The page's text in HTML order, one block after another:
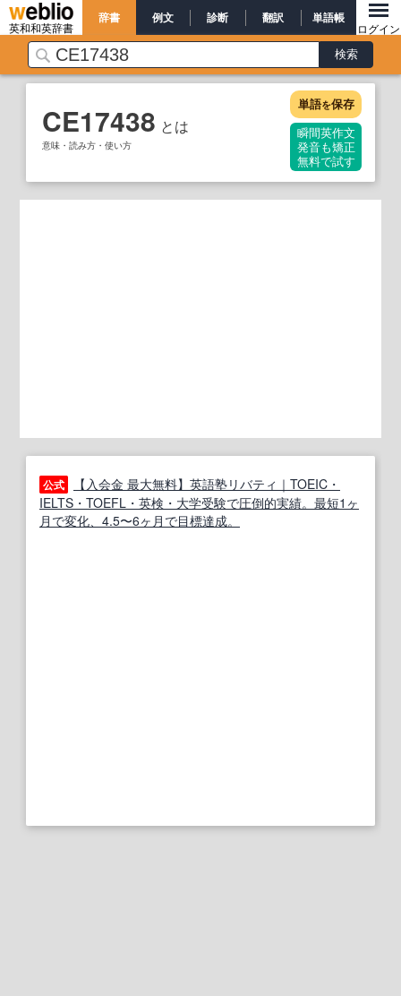
英和和英辞書
辞書 例文 診断 翻訳 単語帳
ログイン
CE17438 とは
意味・読み方・使い方
単語を保存
瞬間英作文
発音も矯正
無料で試す
公式
【入会金 最大無料】英語塾リバティ｜TOEIC・
IELTS・TOEFL・英検・大学受験で圧倒的実績。最短1ヶ
月で変化、4.5〜6ヶ月で目標達成。